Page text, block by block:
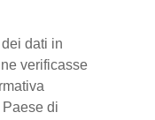
dati in
verificasse
di